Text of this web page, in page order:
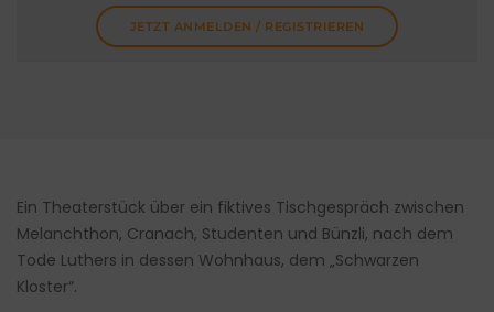
JETZT ANMELDEN / REGISTRIEREN
Ein Theaterstück über ein fiktives Tischgespräch zwischen
Melanchthon, Cranach, Studenten und Bünzli, nach dem
Tode Luthers in dessen Wohnhaus, dem „Schwarzen
Kloster“.